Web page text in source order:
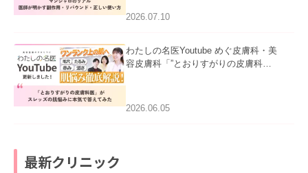
た。
2026.07.10
わたしの名医Youtube めぐ皮膚科・美
容皮膚科「”とおりすがりの皮膚科
2026.06.05
最新クリニック